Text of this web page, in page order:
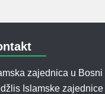
zajednica u
Islamske